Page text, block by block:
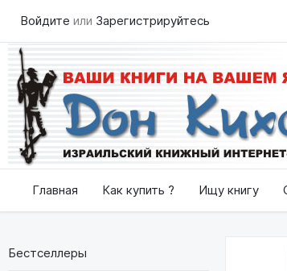
Войдите или Зарегистрируйтесь
Главная Как купить ? Ищу книгу
Бестселлеры